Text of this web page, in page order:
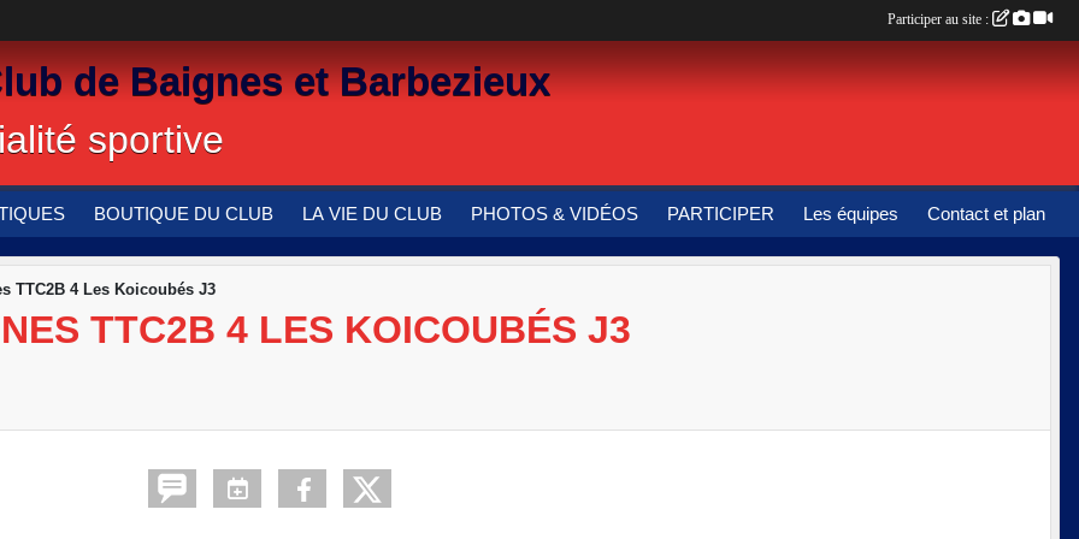
de Baignes et Barbezieux
sportive
BOUTIQUE DU CLUB LA VIE DU CLUB PHOTOS & VIDÉOS PARTICIPER Les équipes Contact et plan
TTC2B 4 Les Koicoubés J3
TTC2B 4 LES KOICOUBÉS J3
Participer au site :